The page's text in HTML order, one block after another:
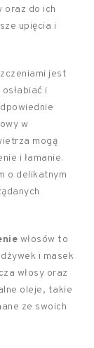
oraz do ich
upięcia i
jest
i
w
mogą
i łamanie.
o delikatnym
włosów to
i masek
włosy oraz
oleje, takie
ze swoich